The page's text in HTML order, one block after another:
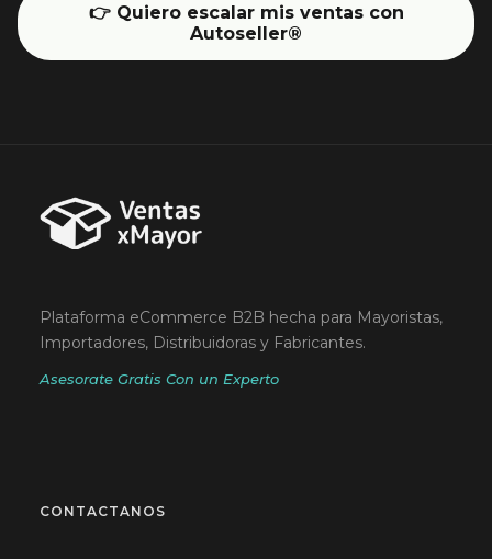
👉 Quiero escalar mis ventas con
Autoseller®
Plataforma eCommerce B2B hecha para Mayoristas,
Importadores, Distribuidoras y Fabricantes.
Asesorate Gratis Con un Experto
CONTACTANOS